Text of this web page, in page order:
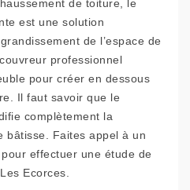
de toiture, le
est une solution
de l’espace de
professionnel
pour créer en dessous
Il faut savoir que le
complètement la
bâtisse. Faites appel à un
effectuer une étude de
Ecorces.